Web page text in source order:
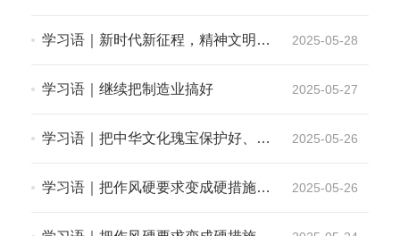
学习语｜新时代新征程，精神文明建
2025-05-28
学习语｜继续把制造业搞好 2025-05-27
学习语｜把中华文化瑰宝保护好、传
2025-05-26
学习语｜把作风硬要求变成硬措施、
2025-05-26